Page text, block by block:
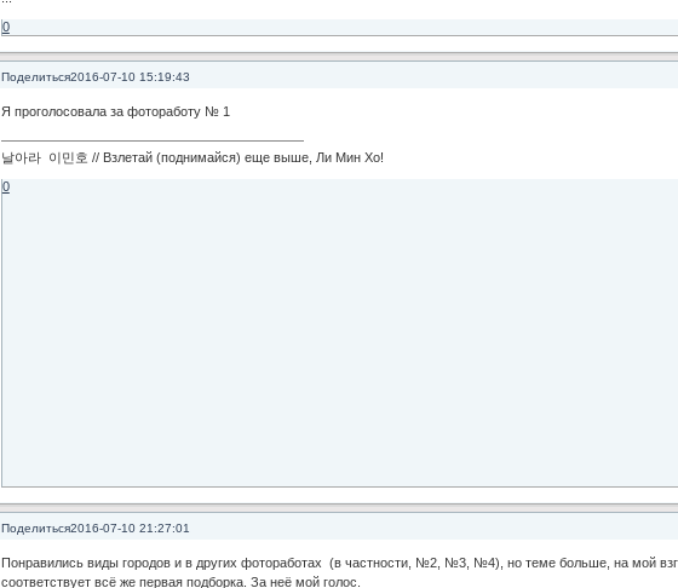
0
Поделиться2016-07-10 15:19:43
Я проголосовала за фотоработу № 1
날아라 이민호 // Взлетай (поднимайся) еще выше, Ли Мин Хо!
0
Поделиться2016-07-10 21:27:01
Понравились виды городов и в других фотоработах (в частности, №2, №3, №4), но теме больше, на мой
соответствует всё же первая подборка. За неё мой голос.